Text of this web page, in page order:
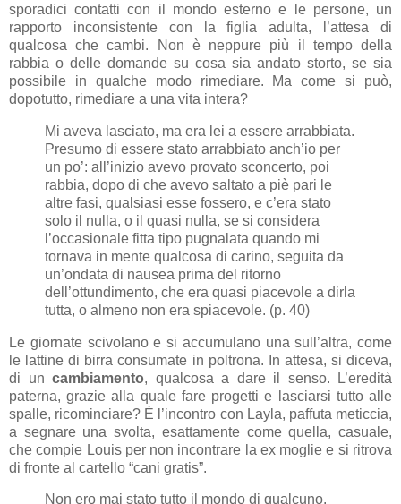
sporadici contatti con il mondo esterno e le persone, un
rapporto inconsistente con la figlia adulta, l’attesa di
qualcosa che cambi. Non è neppure più il tempo della
rabbia o delle domande su cosa sia andato storto, se sia
possibile in qualche modo rimediare. Ma come si può,
dopotutto, rimediare a una vita intera?
Mi aveva lasciato, ma era lei a essere arrabbiata.
Presumo di essere stato arrabbiato anch’io per
un po’: all’inizio avevo provato sconcerto, poi
rabbia, dopo di che avevo saltato a piè pari le
altre fasi, qualsiasi esse fossero, e c’era stato
solo il nulla, o il quasi nulla, se si considera
l’occasionale fitta tipo pugnalata quando mi
tornava in mente qualcosa di carino, seguita da
un’ondata di nausea prima del ritorno
dell’ottundimento, che era quasi piacevole a dirla
tutta, o almeno non era spiacevole. (p. 40)
Le giornate scivolano e si accumulano una sull’altra, come
le lattine di birra consumate in poltrona. In attesa, si diceva,
di un cambiamento, qualcosa a dare il senso. L’eredità
paterna, grazie alla quale fare progetti e lasciarsi tutto alle
spalle, ricominciare? È l’incontro con Layla, paffuta meticcia,
a segnare una svolta, esattamente come quella, casuale,
che compie Louis per non incontrare la ex moglie e si ritrova
di fronte al cartello “cani gratis”.
Non ero mai stato tutto il mondo di qualcuno.